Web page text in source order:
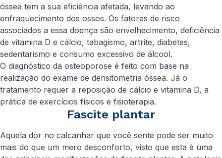
óssea tem a sua eficiência afetada, levando ao
enfraquecimento dos ossos. Os fatores de risco
associados a essa doença são envelhecimento, deficiência
de vitamina D e cálcio, tabagismo, artrite, diabetes,
sedentarismo e consumo excessivo de álcool.
O diagnóstico da osteoporose é feito com base na
realização do exame de densitometria óssea. Já o
tratamento requer a reposição de cálcio e vitamina D, a
prática de exercícios físicos e fisioterapia.
Fascite plantar
Aquela dor no calcanhar que você sente pode ser muito
mais do que um mero desconforto, visto que esta é uma